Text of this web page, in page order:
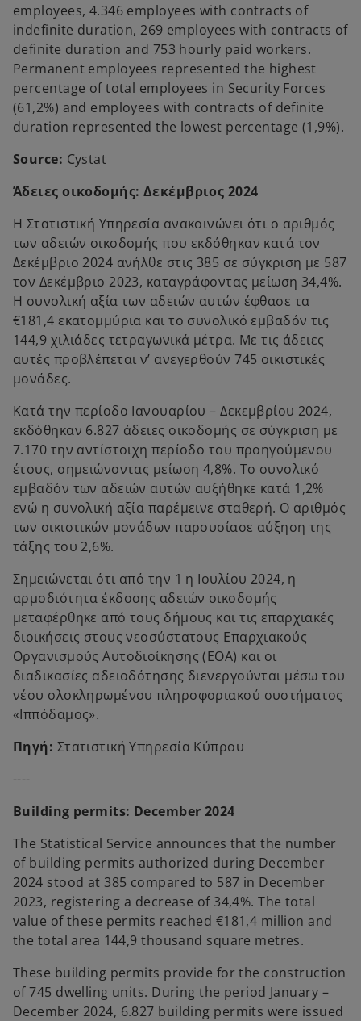
employees, 4.346 employees with contracts of
indefinite duration, 269 employees with contracts of
definite duration and 753 hourly paid workers.
Permanent employees represented the highest
percentage of total employees in Security Forces
(61,2%) and employees with contracts of definite
duration represented the lowest percentage (1,9%).
Source: Cystat
Άδειες οικοδομής: Δεκέμβριος 2024
Η Στατιστική Υπηρεσία ανακοινώνει ότι ο αριθμός
των αδειών οικοδομής που εκδόθηκαν κατά τον
Δεκέμβριο 2024 ανήλθε στις 385 σε σύγκριση με 587
τον Δεκέμβριο 2023, καταγράφοντας μείωση 34,4%.
Η συνολική αξία των αδειών αυτών έφθασε τα
€181,4 εκατομμύρια και το συνολικό εμβαδόν τις
144,9 χιλιάδες τετραγωνικά μέτρα. Με τις άδειες
αυτές προβλέπεται ν’ ανεγερθούν 745 οικιστικές
μονάδες.
Κατά την περίοδο Ιανουαρίου – Δεκεμβρίου 2024,
εκδόθηκαν 6.827 άδειες οικοδομής σε σύγκριση με
7.170 την αντίστοιχη περίοδο του προηγούμενου
έτους, σημειώνοντας μείωση 4,8%. Tο συνολικό
εμβαδόν των αδειών αυτών αυξήθηκε κατά 1,2%
ενώ η συνολική αξία παρέμεινε σταθερή. Ο αριθμός
των οικιστικών μονάδων παρουσίασε αύξηση της
τάξης του 2,6%.
Σημειώνεται ότι από την 1 η Ιουλίου 2024, η
αρμοδιότητα έκδοσης αδειών οικοδομής
μεταφέρθηκε από τους δήμους και τις επαρχιακές
διοικήσεις στους νεοσύστατους Επαρχιακούς
Οργανισμούς Αυτοδιοίκησης (ΕΟΑ) και οι
διαδικασίες αδειοδότησης διενεργούνται μέσω του
νέου ολοκληρωμένου πληροφοριακού συστήματος
«Ιππόδαμος».
Πηγή: Στατιστική Υπηρεσία Κύπρου
----
Building permits: December 2024
The Statistical Service announces that the number
of building permits authorized during December
2024 stood at 385 compared to 587 in December
2023, registering a decrease of 34,4%. The total
value of these permits reached €181,4 million and
the total area 144,9 thousand square metres.
These building permits provide for the construction
of 745 dwelling units. During the period January –
December 2024, 6.827 building permits were issued